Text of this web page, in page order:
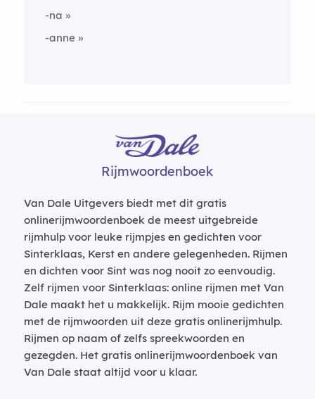
-na
-anne
Rijmwoordenboek
Van Dale Uitgevers biedt met dit gratis
onlinerijmwoordenboek de meest uitgebreide
rijmhulp voor leuke rijmpjes en gedichten voor
Sinterklaas, Kerst en andere gelegenheden. Rijmen
en dichten voor Sint was nog nooit zo eenvoudig.
Zelf rijmen voor Sinterklaas: online rijmen met Van
Dale maakt het u makkelijk. Rijm mooie gedichten
met de rijmwoorden uit deze gratis onlinerijmhulp.
Rijmen op naam of zelfs spreekwoorden en
gezegden. Het gratis onlinerijmwoordenboek van
Van Dale staat altijd voor u klaar.